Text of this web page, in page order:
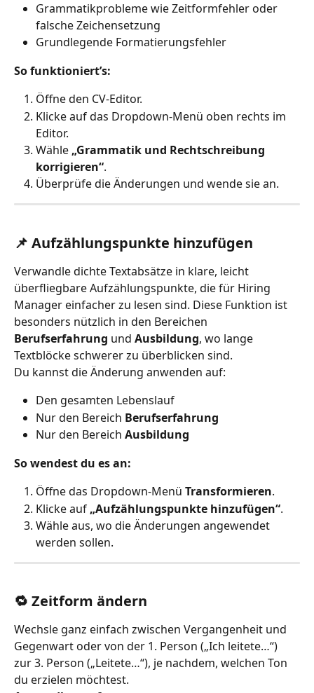
Grammatikprobleme wie Zeitformfehler oder
falsche Zeichensetzung
Grundlegende Formatierungsfehler
So funktioniert’s:
Öffne den CV-Editor.
Klicke auf das Dropdown-Menü oben rechts im
Editor.
Wähle „Grammatik und Rechtschreibung
korrigieren“.
Überprüfe die Änderungen und wende sie an.
📌 Aufzählungspunkte hinzufügen
Verwandle dichte Textabsätze in klare, leicht
überfliegbare Aufzählungspunkte, die für Hiring
Manager einfacher zu lesen sind. Diese Funktion ist
besonders nützlich in den Bereichen
Berufserfahrung und Ausbildung, wo lange
Textblöcke schwerer zu überblicken sind.
Du kannst die Änderung anwenden auf:
Den gesamten Lebenslauf
Nur den Bereich Berufserfahrung
Nur den Bereich Ausbildung
So wendest du es an:
Öffne das Dropdown-Menü Transformieren.
Klicke auf „Aufzählungspunkte hinzufügen“.
Wähle aus, wo die Änderungen angewendet
werden sollen.
🔁 Zeitform ändern
Wechsle ganz einfach zwischen Vergangenheit und
Gegenwart oder von der 1. Person („Ich leitete…“)
zur 3. Person („Leitete…“), je nachdem, welchen Ton
du erzielen möchtest.